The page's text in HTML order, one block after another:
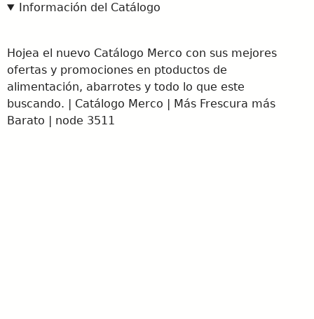
Información del Catálogo
Hojea el nuevo Catálogo Merco con sus mejores
ofertas y promociones en ptoductos de
alimentación, abarrotes y todo lo que este
buscando. | Catálogo Merco | Más Frescura más
Barato | node 3511